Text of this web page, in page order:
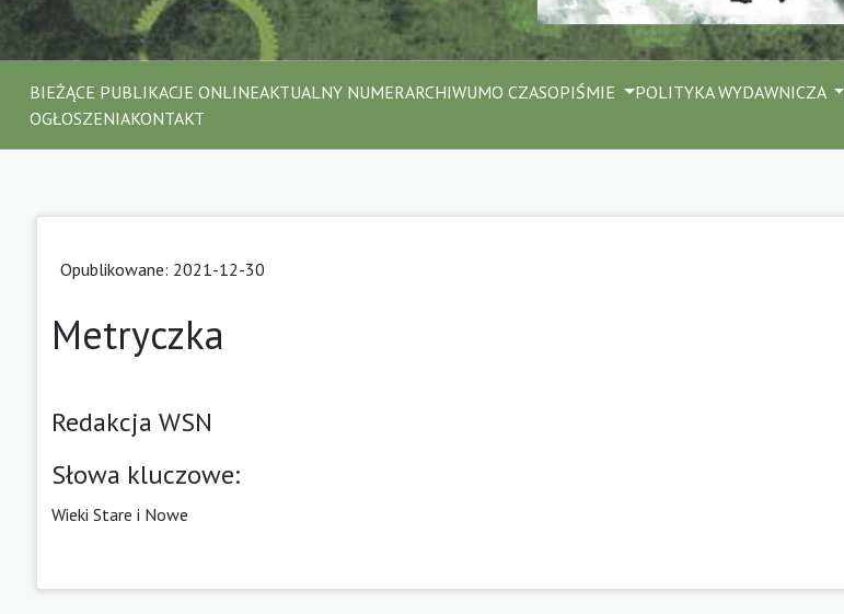
BIEŻĄCE PUBLIKACJE ONLINEAKTUALNY NUMERARCHIWUMO CZASOPIŚMIE POLITYKA WYDAWNICZA
OGŁOSZENIAKONTAKT
Opublikowane: 2021-12-30
Metryczka
Redakcja WSN
Słowa kluczowe:
Wieki Stare i Nowe